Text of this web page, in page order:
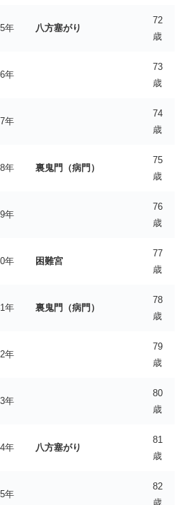
年 八方塞がり
72
歳
年
73
歳
年
74
歳
年 裏鬼門（病門）
75
歳
年
76
歳
年 困難宮
77
歳
年 裏鬼門（病門）
78
歳
年
79
歳
年
80
歳
年 八方塞がり
81
歳
年
82
歳